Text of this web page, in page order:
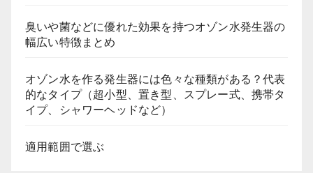
臭いや菌などに優れた効果を持つオゾン水発生器の
幅広い特徴まとめ
オゾン水を作る発生器には色々な種類がある？代表
的なタイプ（超小型、置き型、スプレー式、携帯タ
イプ、シャワーヘッドなど）
適用範囲で選ぶ